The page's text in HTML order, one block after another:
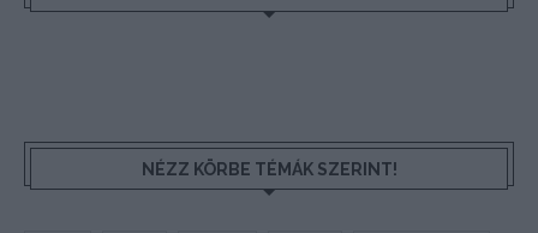
NÉZZ KÖRBE TÉMÁK SZERINT!